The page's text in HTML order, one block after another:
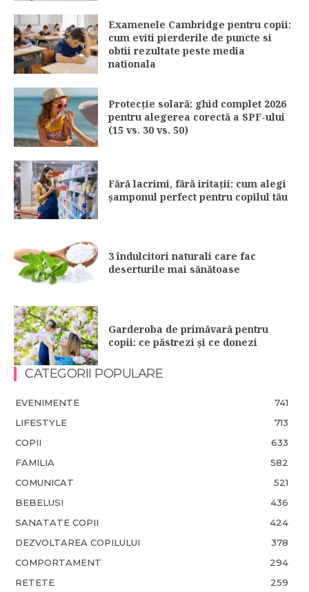
Examenele Cambridge pentru copii:
cum eviti pierderile de puncte si
obtii rezultate peste media
nationala
Protecție solară: ghid complet 2026
pentru alegerea corectă a SPF-ului
(15 vs. 30 vs. 50)
Fără lacrimi, fără iritații: cum alegi
șamponul perfect pentru copilul tău
3 îndulcitori naturali care fac
deserturile mai sănătoase
Garderoba de primăvară pentru
copii: ce păstrezi și ce donezi
CATEGORII POPULARE
EVENIMENTE
741
LIFESTYLE
713
COPII
633
FAMILIA
582
COMUNICAT
521
BEBELUSI
436
SANATATE COPII
424
DEZVOLTAREA COPILULUI
378
COMPORTAMENT
294
RETETE
259